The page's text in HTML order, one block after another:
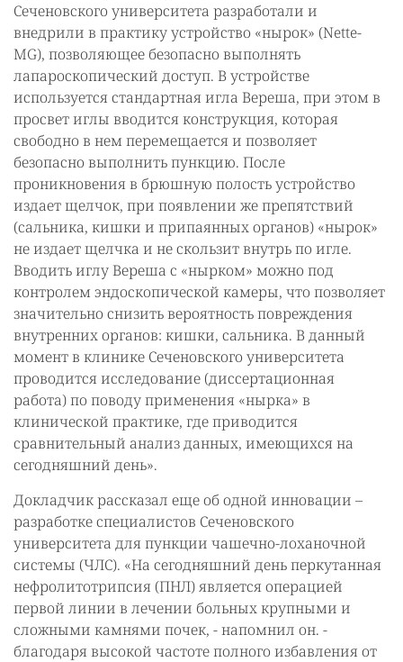
Сеченовского университета разработали и
внедрили в практику устройство «нырок» (Nette-
MG), позволяющее безопасно выполнять
лапароскопический доступ. В устройстве
используется стандартная игла Вереша, при этом в
просвет иглы вводится конструкция, которая
свободно в нем перемещается и позволяет
безопасно выполнить пункцию. После
проникновения в брюшную полость устройство
издает щелчок, при появлении же препятствий
(сальника, кишки и припаянных органов) «нырок»
не издает щелчка и не скользит внутрь по игле.
Вводить иглу Вереша с «нырком» можно под
контролем эндоскопической камеры, что позволяет
значительно снизить вероятность повреждения
внутренних органов: кишки, сальника. В данный
момент в клинике Сеченовского университета
проводится исследование (диссертационная
работа) по поводу применения «нырка» в
клинической практике, где приводится
сравнительный анализ данных, имеющихся на
сегодняшний день».
Докладчик рассказал еще об одной инновации –
разработке специалистов Сеченовского
университета для пункции чашечно-лоханочной
системы (ЧЛС). «На сегодняшний день перкутанная
нефролитотрипсия (ПНЛ) является операцией
первой линии в лечении больных крупными и
сложными камнями почек, - напомнил он. -
благодаря высокой частоте полного избавления от